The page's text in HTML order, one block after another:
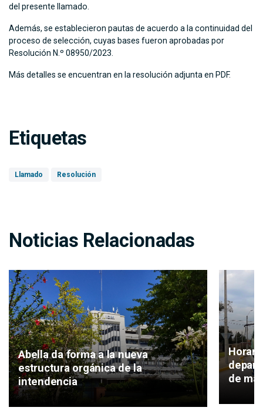
del presente llamado.
Además, se establecieron pautas de acuerdo a la continuidad del
proceso de selección, cuyas bases fueron aprobadas por
Resolución N.º 08950/2023.
Más detalles se encuentran en la resolución adjunta en PDF.
Etiquetas
Llamado Resolución
Noticias Relacionadas
Abella da forma a la nueva
estructura orgánica de la
intendencia
de